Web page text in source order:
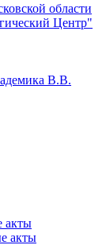
области
Центр"
В.В.
акты
акты